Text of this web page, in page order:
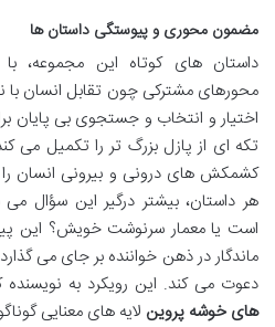
مضمون محوری و پیوستگی داستان ها
داستان های کوتاه این مجموعه،
محورهای مشترکی چون تقابل انسان با
اختیار و انتخاب و جستجوی بی پایان
تکه ای از پازل بزرگ تر را تکمیل می
کشمکش های درونی و بیرونی انسان را
هر داستان، بیشتر درگیر این سؤال می
است یا معمار سرنوشت خویش؟ این
ماندگار در ذهن خواننده بر جای می
دعوت می کند. این رویکرد به
های خوشه پروین لایه های معنایی